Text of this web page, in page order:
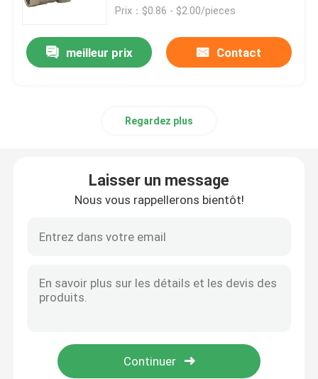
Soupape à gaz en laiton
Clapet anti-retour en laiton
Valve à flotteurs en laiton
Prix：$0.86 - $2.00/pieces
meilleur prix Contact
Regardez plus
Laisser un message
Nous vous rappellerons bientôt!